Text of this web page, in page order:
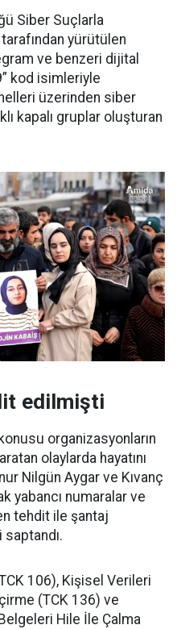
Siber Suçlarla
yürütülen
ve benzeri dijital
kod isimleriyle
üzerinden siber
kapalı gruplar oluşturan
edilmişti
organizasyonların
olaylarda hayatını
Nilgün Aygar ve Kıvanç
yabancı numaralar ve
tehdit ile şantaj
106), Kişisel Verileri
(TCK 136) ve
Hile İle Çalma